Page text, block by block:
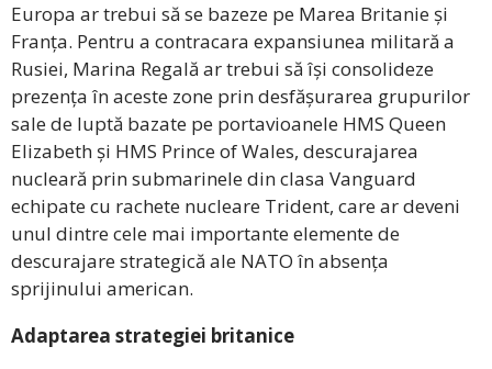
Europa ar trebui să se bazeze pe Marea Britanie și
Franța. Pentru a contracara expansiunea militară a
Rusiei, Marina Regală ar trebui să își consolideze
prezența în aceste zone prin desfășurarea grupurilor
sale de luptă bazate pe portavioanele HMS Queen
Elizabeth și HMS Prince of Wales, descurajarea
nucleară prin submarinele din clasa Vanguard
echipate cu rachete nucleare Trident, care ar deveni
unul dintre cele mai importante elemente de
descurajare strategică ale NATO în absența
sprijinului american.
Adaptarea strategiei britanice